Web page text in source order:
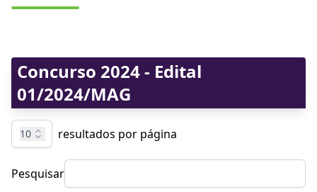
Concurso 2024 - Edital
01/2024/MAG
10 resultados por página
Pesquisar